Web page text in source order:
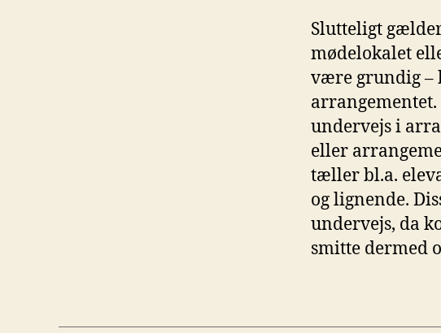
Slutteligt
mødelokalet
være grundig –
undervejs i
eller
tæller bl.a.
og lignende.
undervejs, da
smitte dermed